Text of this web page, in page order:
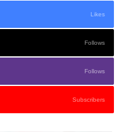
Likes
Follows
Follows
Subscribers